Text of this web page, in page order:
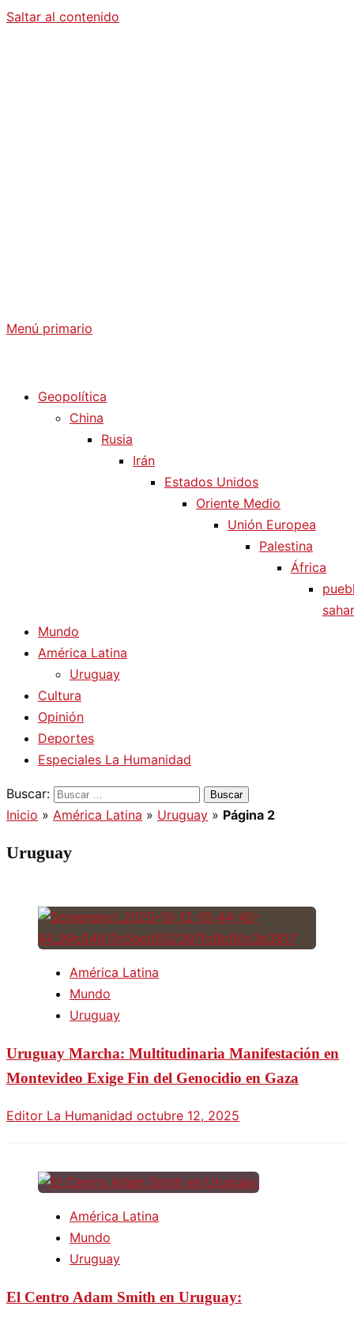
Saltar al contenido
Menú primario
Geopolítica
China
Rusia
Irán
Estados Unidos
Oriente Medio
Unión Europea
Palestina
África
Mundo
América Latina
Uruguay
Cultura
Opinión
Deportes
Especiales La Humanidad
Buscar:
Inicio » América Latina » Uruguay » Página 2
Uruguay
América Latina
Mundo
Uruguay
Uruguay Marcha: Multitudinaria Manifestación en
Montevideo Exige Fin del Genocidio en Gaza
Editor La Humanidad octubre 12, 2025
América Latina
Mundo
Uruguay
El Centro Adam Smith en Uruguay: